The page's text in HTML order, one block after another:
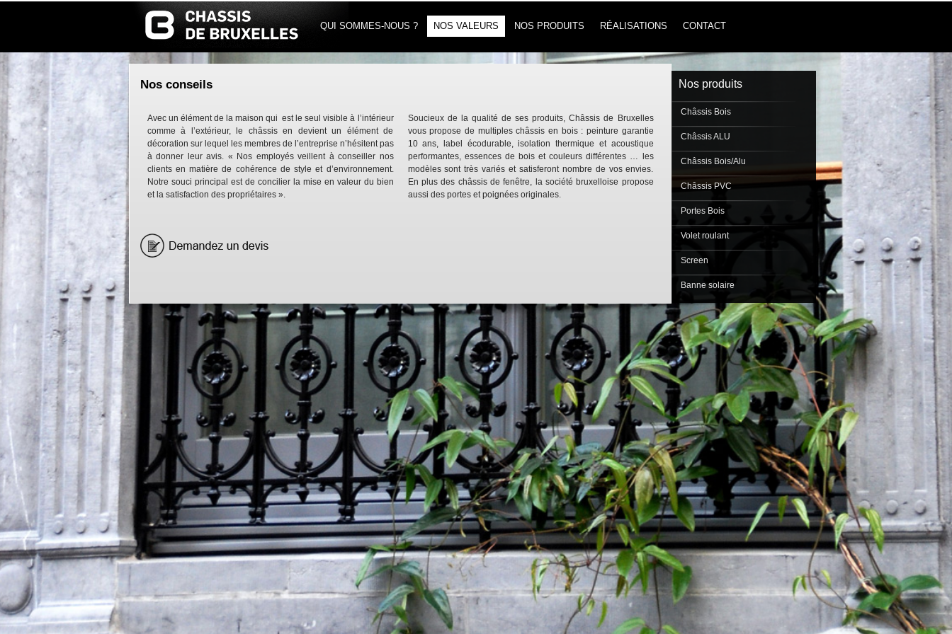
QUI SOMMES-NOUS ? NOS VALEURS NOS PRODUITS RÉALISATIONS CONTACT
Nos conseils
Avec un élément de la maison qui est le seul visible à l’intérieur
comme à l’extérieur, le châssis en devient un élément de
décoration sur lequel les membres de l’entreprise n’hésitent pas
à donner leur avis. « Nos employés veillent à conseiller nos
clients en matière de cohérence de style et d’environnement.
Notre souci principal est de concilier la mise en valeur du bien
et la satisfaction des propriétaires ».
Soucieux de la qualité de ses produits, Châssis de Bruxelles
vous propose de multiples châssis en bois : peinture garantie
10 ans, label écodurable, isolation thermique et acoustique
performantes, essences de bois et couleurs différentes … les
modèles sont très variés et satisferont nombre de vos envies.
En plus des châssis de fenêtre, la société bruxelloise propose
aussi des portes et poignées originales.
Nos produits
Châssis Bois
Châssis ALU
Châssis Bois/Alu
Châssis PVC
Portes Bois
Volet roulant
Screen
Banne solaire